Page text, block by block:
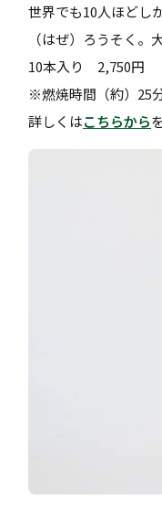
世界でも10人ほどし
（はぜ）ろうそく。
10本入り 2,750円
※燃焼時間（約）25
詳しくはこちらから